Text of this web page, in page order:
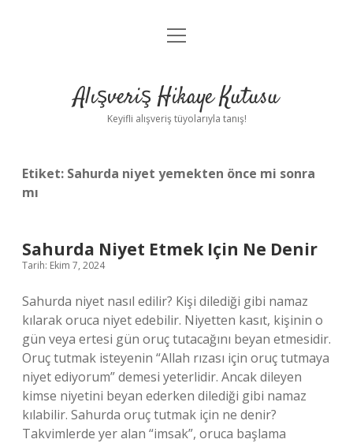
Anasayfa
Yasal Uyarı
menüyü
Alışveriş Hikaye Kutusu
Keyifli alışveriş tüyolarıyla tanış!
Etiket: Sahurda niyet yemekten önce mi sonra
mı
Sahurda Niyet Etmek Için Ne Denir
Tarih: Ekim 7, 2024
Sahurda niyet nasıl edilir? Kişi dilediği gibi namaz
kılarak oruca niyet edebilir. Niyetten kasıt, kişinin o
gün veya ertesi gün oruç tutacağını beyan etmesidir.
Oruç tutmak isteyenin “Allah rızası için oruç tutmaya
niyet ediyorum” demesi yeterlidir. Ancak dileyen
kimse niyetini beyan ederken dilediği gibi namaz
kılabilir. Sahurda oruç tutmak için ne denir?
Takvimlerde yer alan “imsak”, oruca başlama